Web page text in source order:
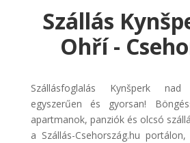
Szállásinfo.eu
Repülőjegy
pénzvisszatérítéssel
Discover
Cars
Szállás
Ohří -
Szállásfoglalás Kynšperk
egyszerűen és gyorsan!
apartmanok, panziók és olcsó
a Szállás-Csehország.hu